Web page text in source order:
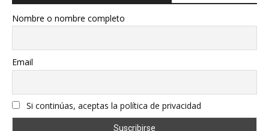
Nombre o nombre completo
Email
Si continúas, aceptas la política de privacidad